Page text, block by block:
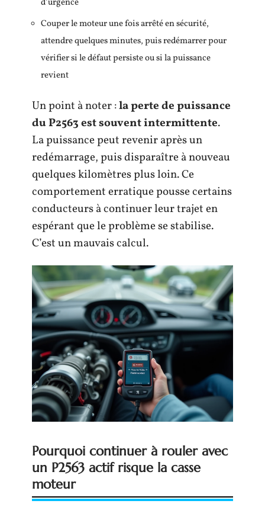
Couper le moteur une fois arrêté en sécurité,
attendre quelques minutes, puis redémarrer pour
vérifier si le défaut persiste ou si la puissance
revient
Un point à noter :la perte de puissance
du P2563 est souvent intermittente.
La puissance peut revenir après un
redémarrage, puis disparaître à nouveau
quelques kilomètres plus loin. Ce
comportement erratique pousse certains
conducteurs à continuer leur trajet en
espérant que le problème se stabilise.
C’est un mauvais calcul.
Pourquoi continuer à rouler avec
un P2563 actif risque la casse
moteur